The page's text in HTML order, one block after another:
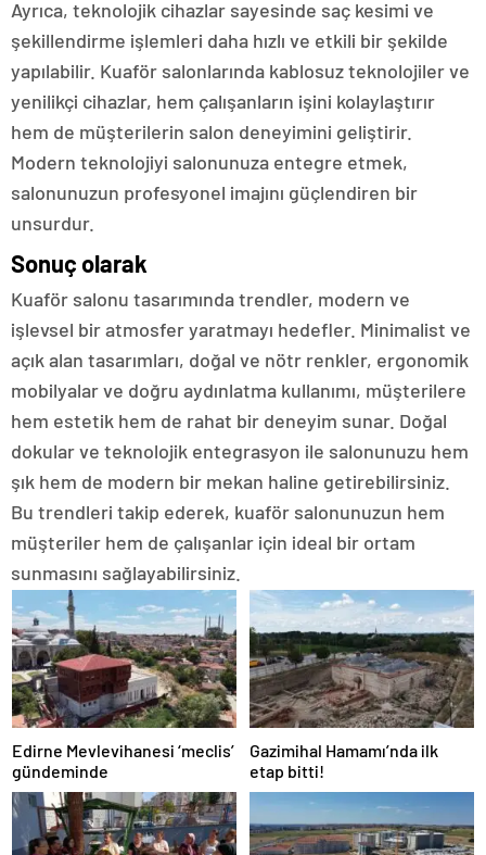
Ayrıca, teknolojik cihazlar sayesinde saç kesimi ve
şekillendirme işlemleri daha hızlı ve etkili bir şekilde
yapılabilir. Kuaför salonlarında kablosuz teknolojiler ve
yenilikçi cihazlar, hem çalışanların işini kolaylaştırır
hem de müşterilerin salon deneyimini geliştirir.
Modern teknolojiyi salonunuza entegre etmek,
salonunuzun profesyonel imajını güçlendiren bir
unsurdur.
Sonuç olarak
Kuaför salonu tasarımında trendler, modern ve
işlevsel bir atmosfer yaratmayı hedefler. Minimalist ve
açık alan tasarımları, doğal ve nötr renkler, ergonomik
mobilyalar ve doğru aydınlatma kullanımı, müşterilere
hem estetik hem de rahat bir deneyim sunar. Doğal
dokular ve teknolojik entegrasyon ile salonunuzu hem
şık hem de modern bir mekan haline getirebilirsiniz.
Bu trendleri takip ederek, kuaför salonunuzun hem
müşteriler hem de çalışanlar için ideal bir ortam
sunmasını sağlayabilirsiniz.
Edirne Mevlevihanesi ‘meclis’
gündeminde
Gazimihal Hamamı’nda ilk
etap bitti!